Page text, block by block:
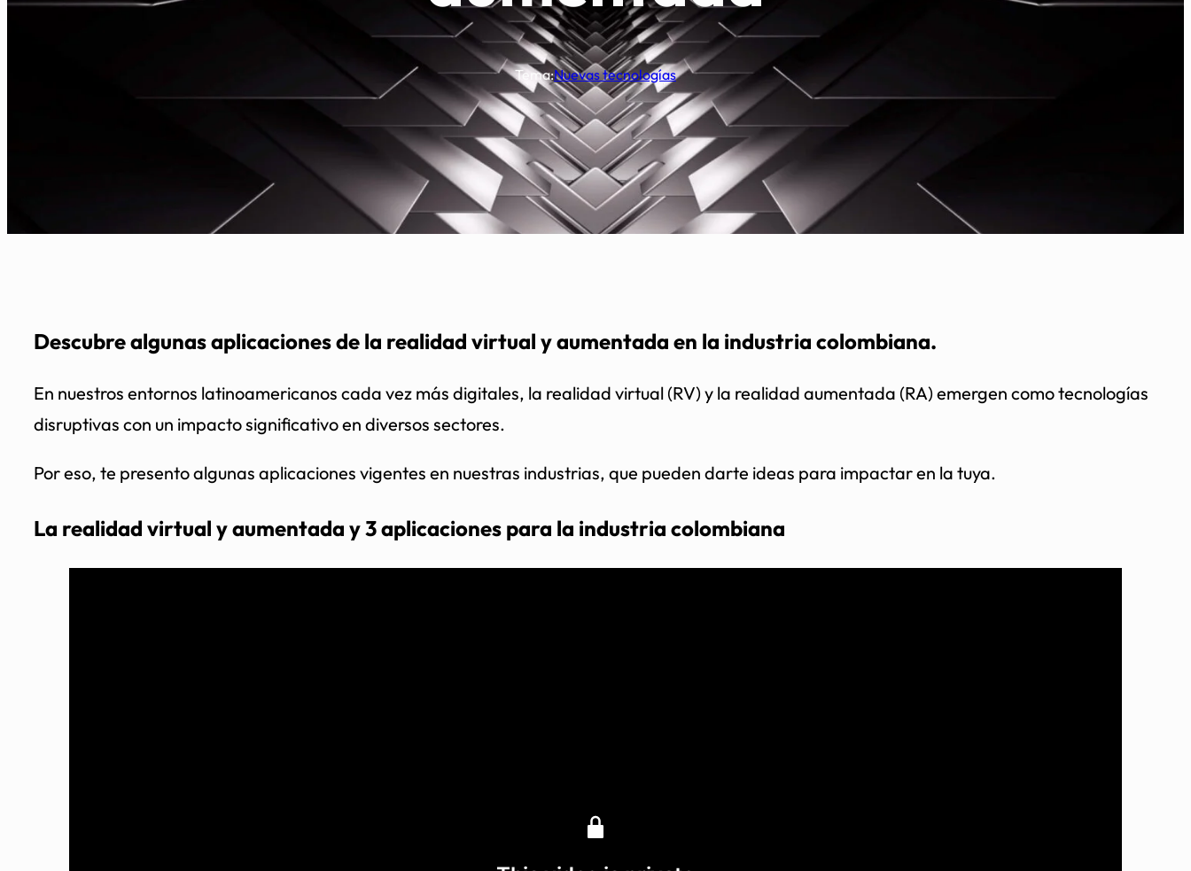
Tema:Nuevas tecnologías
Descubre algunas aplicaciones de la realidad virtual y aumentada en la industria colombiana.
En nuestros entornos latinoamericanos cada vez más digitales, la realidad virtual (RV) y la realidad aumentada (RA) emergen como tecnologías
disruptivas con un impacto significativo en diversos sectores.
Por eso, te presento algunas aplicaciones vigentes en nuestras industrias, que pueden darte ideas para impactar en la tuya.
La realidad virtual y aumentada y 3 aplicaciones para la industria colombiana